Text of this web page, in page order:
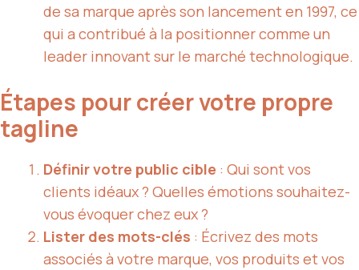
de sa marque après son lancement en 1997, ce
qui a contribué à la positionner comme un
leader innovant sur le marché technologique.
Étapes pour créer votre propre
tagline
Définir votre public cible : Qui sont vos
clients idéaux ? Quelles émotions souhaitez-
vous évoquer chez eux ?
Lister des mots-clés : Écrivez des mots
associés à votre marque, vos produits et vos